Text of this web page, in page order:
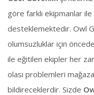
göre farklı ekipmanlar
desteklemektedir. Owl
olumsuzluklar için
ile eğitilen ekipler her
olası problemleri
bildireceklerdir. Sizde